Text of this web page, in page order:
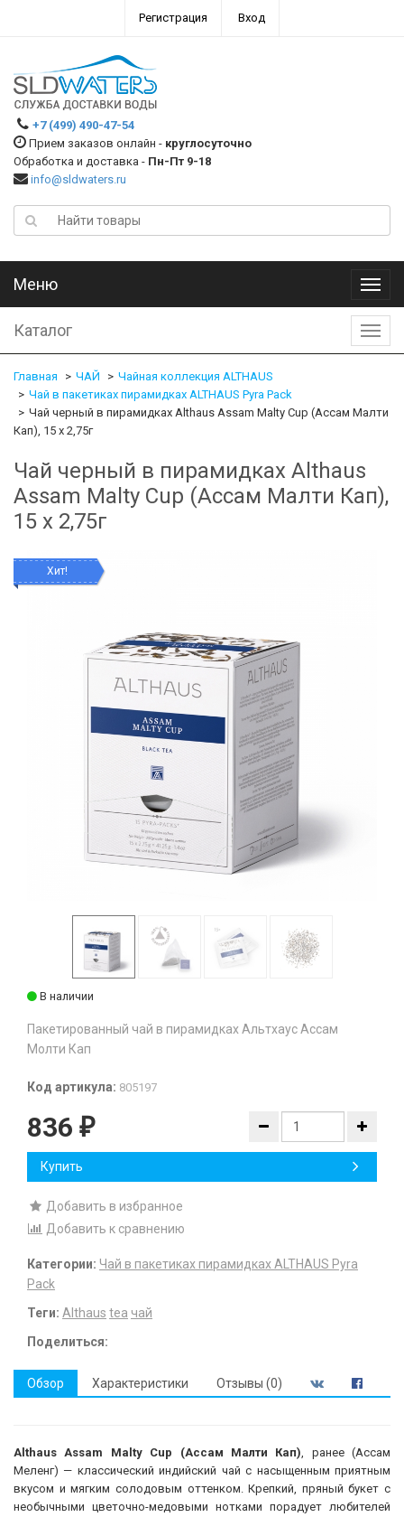
Регистрация Вход
+7 (499) 490-47-54
Прием заказов онлайн - круглосуточно
Обработка и доставка - Пн-Пт 9-18
info@sldwaters.ru
Меню
Меню
Каталог
Главная ЧАЙ
Чайная коллекция ALTHAUS
Чай в пакетиках пирамидках ALTHAUS Pyra Pack
Чай черный в пирамидках Althaus Assam Malty Cup (Ассам Малти
Кап), 15 х 2,75г
Чай черный в пирамидках Althaus
Assam Malty Cup (Ассам Малти Кап),
15 х 2,75г
Хит!
В наличии
Пакетированный чай в пирамидках Альтхаус Ассам
Молти Кап
Код артикула: 805197
836 ₽
Купить
Добавить в избранное
Добавить к сравнению
Категории: Чай в пакетиках пирамидках ALTHAUS Pyra
Pack
Теги: Althaus tea чай
Поделиться:
Обзор Характеристики Отзывы (0)
Althaus Assam Malty Cup (Ассам Малти Кап), ранее (Ассам
Меленг) — классический индийский чай с насыщенным приятным
вкусом и мягким солодовым оттенком. Крепкий, пряный букет с
необычными цветочно-медовыми нотками порадует любителей